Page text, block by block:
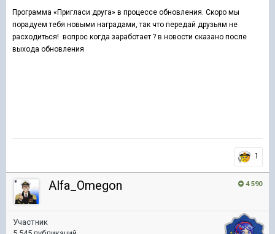
Программа «Пригласи друга» в процессе обновления. Скоро мы
порадуем тебя новыми наградами, так что передай друзьям не
расходиться! вопрос когда заработает ? в новости сказано после
выхода обновления
1
4 590
Alfa_Omegon
Участник